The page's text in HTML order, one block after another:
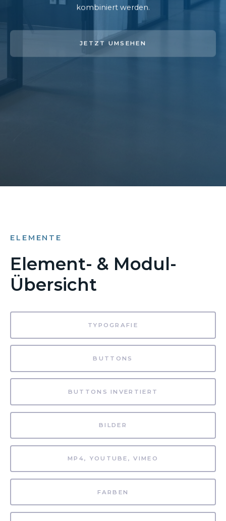
kombiniert werden.
JETZT UMSEHEN
ELEMENTE
Element- & Modul-
Übersicht
TYPOGRAFIE
BUTTONS
BUTTONS INVERTIERT
BILDER
MP4, YOUTUBE, VIMEO
FARBEN